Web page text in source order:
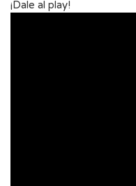
¡Dale al play!